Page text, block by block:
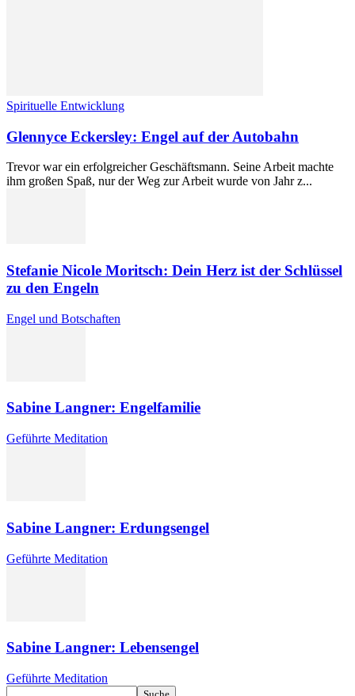
Spirituelle Entwicklung
Glennyce Eckersley: Engel auf der Autobahn
Trevor war ein erfolgreicher Geschäftsmann. Seine Arbeit machte
ihm großen Spaß, nur der Weg zur Arbeit wurde von Jahr z...
Stefanie Nicole Moritsch: Dein Herz ist der Schlüssel
zu den Engeln
Engel und Botschaften
Sabine Langner: Engelfamilie
Geführte Meditation
Sabine Langner: Erdungsengel
Geführte Meditation
Sabine Langner: Lebensengel
Geführte Meditation